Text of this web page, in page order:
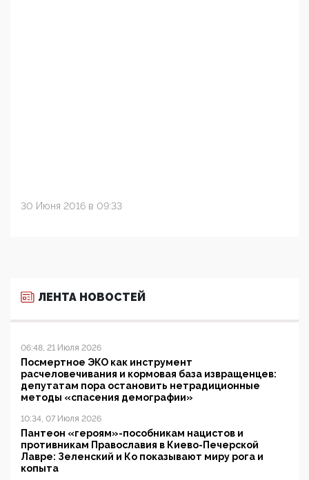
30 Июня 2016 в 09:33
ЛЕНТА НОВОСТЕЙ
06:48, 21 Июля 2026
Посмертное ЭКО как инструмент
расчеловечивания и кормовая база извращенцев:
депутатам пора остановить нетрадиционные
методы «спасения демографии»
10:34, 07 Июля 2026
Пантеон «героям»-пособникам нацистов и
противникам Православия в Киево-Печерской
Лавре: Зеленский и Ко показывают миру рога и
копыта